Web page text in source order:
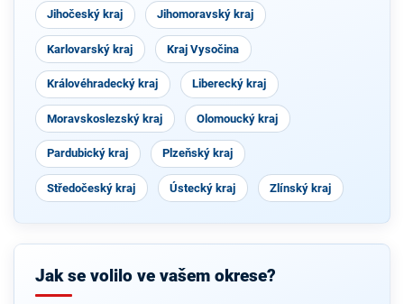
Jihočeský kraj Jihomoravský kraj
Karlovarský kraj Kraj Vysočina
Královéhradecký kraj Liberecký kraj
Moravskoslezský kraj Olomoucký kraj
Pardubický kraj Plzeňský kraj
Středočeský kraj Ústecký kraj Zlínský kraj
Jak se volilo ve vašem okrese?